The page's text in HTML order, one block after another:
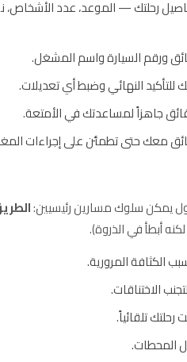
رحلتك — الموعد، عدد
ورقم السيارة واسم المشغل.
النهائي وضبط أي تعديلات.
معك حتى تطمئن على إجراءات
أبطأ في الذروة).
تلقائياً.
المحطات.